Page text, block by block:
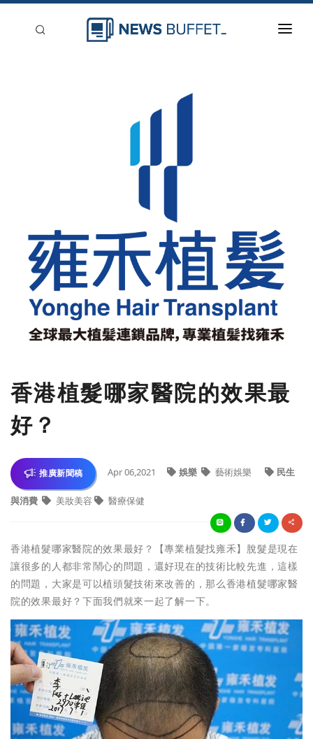
香港植髮哪家醫院的效果最
好？
推廣新聞稿 Apr 06,2021 娛樂 藝術娛樂 民生
與消費 美妝美容 醫療保健
香港植髮哪家醫院的效果最好？【專業植髮找雍禾】脫髮是現在
讓很多的人都非常鬧心的問題，還好現在的技術比較先進，這樣
的問題，大家是可以植頭髮技術來改善的，那么香港植髮哪家醫
院的效果最好？下面我們就來一起了解一下。